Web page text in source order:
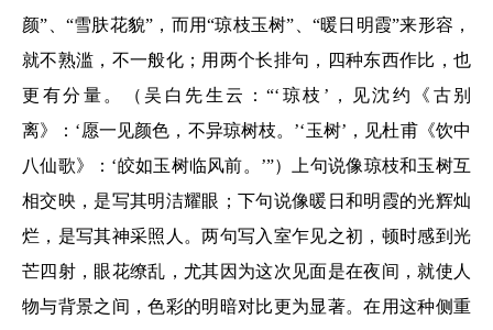
颜”、“雪肤花貌”，而用“琼枝玉树”、“暖日明霞”来形容，
就不熟滥，不一般化；用两个长排句，四种东西作比，也
更有分量。（吴白先生云：“‘琼枝’，见沈约《古别
离》：‘愿一见颜色，不异琼树枝。’‘玉树’，见杜甫《饮中
八仙歌》：‘皎如玉树临风前。’”）上句说像琼枝和玉树互
相交映，是写其明洁耀眼；下句说像暖日和明霞的光辉灿
烂，是写其神采照人。两句写入室乍见之初，顿时感到光
芒四射，眼花缭乱，尤其因为这次见面是在夜间，就使人
物与背景之间，色彩的明暗对比更为显著。在用这种侧重